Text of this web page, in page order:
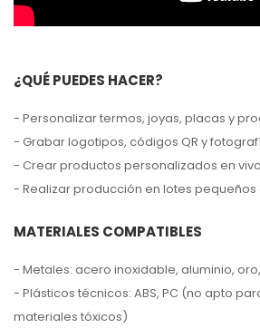
¿QUÉ PUEDES HACER?
- Personalizar termos, joyas, placas y
- Grabar logotipos, códigos QR y
- Crear productos personalizados en
- Realizar producción en lotes
MATERIALES COMPATIBLES
- Metales: acero inoxidable, aluminio,
- Plásticos técnicos: ABS, PC (no apto
materiales tóxicos)